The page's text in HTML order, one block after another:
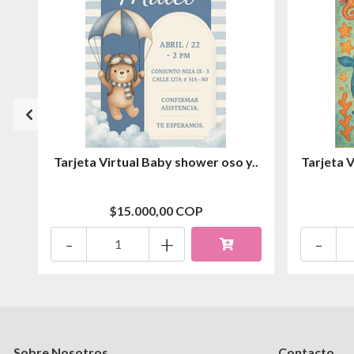
Tarjeta Virtual Baby shower oso y..
$15.000,00 COP
+
-
Tarjeta
-